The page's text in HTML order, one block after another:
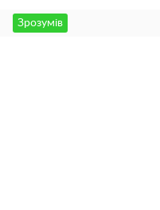
Зрозумів